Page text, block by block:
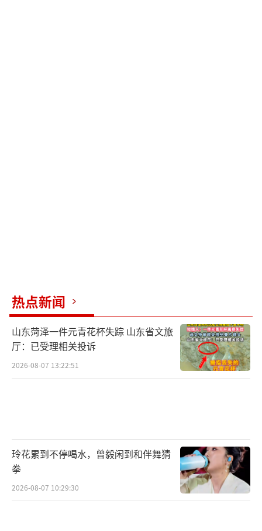
热点新闻
山东菏泽一件元青花杯失踪 山东省文旅
厅：已受理相关投诉
2026-08-07 13:22:51
玲花累到不停喝水，曾毅闲到和伴舞猜
拳
2026-08-07 10:29:30